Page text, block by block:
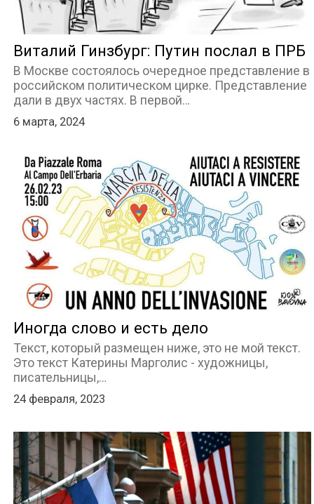
Виталий Гинзбург: Путин послал в ПРБ
В Москве состоялось очередное представление в
российском политическом цирке. Представление
дали в двух частях. В первой…
6 марта, 2024
Иногда слово и есть дело
Текст, который размещен ниже, это не мой текст.
Это текст Катерины Марголис - художницы,
писательницы,…
24 февраля, 2023